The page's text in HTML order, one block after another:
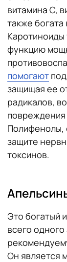
витамина С,
также
функцию
помогают
защищая ее
радикалов,
Полифенолы,
защите
токсинов.
Это богатый
всего
Он является